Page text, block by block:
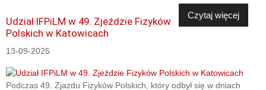
Czytaj więcej
Udział IFPiLM w 49. Zjeździe Fizyków
Polskich w Katowicach
13-09-2025
Podczas 49. Zjazdu Fizyków Polskich, który odbył się w dniach